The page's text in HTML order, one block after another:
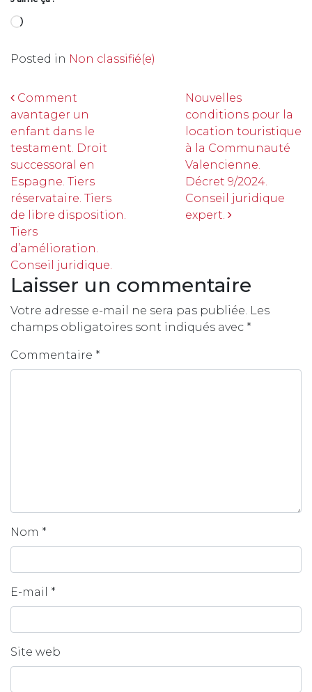
Chargement…
Posted in Non classifié(e)
Navigation
Comment
avantager un
enfant dans le
testament. Droit
successoral en
Espagne. Tiers
réservataire. Tiers
de libre disposition.
Tiers
d’amélioration.
Conseil juridique.
Nouvelles
conditions pour la
location touristique
à la Communauté
Valencienne.
Décret 9/2024.
Conseil juridique
expert.
Laisser un commentaire
Votre adresse e-mail ne sera pas publiée. Les
champs obligatoires sont indiqués avec *
Commentaire *
Nom *
E-mail *
Site web